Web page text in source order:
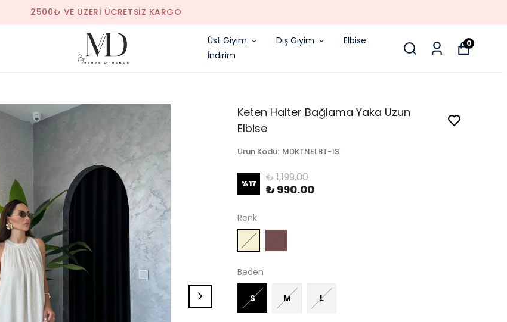
SAAT 14.00'E KADAR VERILEN SIPARIŞLER AYNI GÜN KARGODA!
Üst Giyim Dış Giyim
Elbise
İndirim
0
Keten Halter Bağlama Yaka Uzun
Elbise
Ürün Kodu: MDKTNELBT-1S
%17 ₺ 1,199.00
₺ 990.00
Renk
Beden
S M L